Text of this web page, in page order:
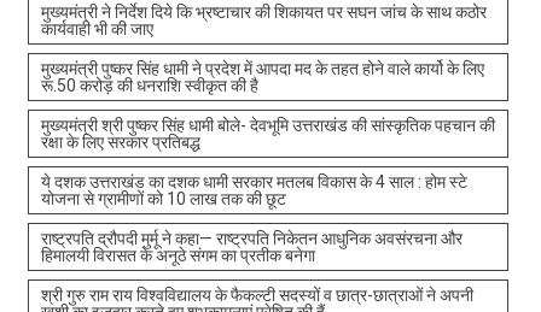
मुख्यमंत्री ने निर्देश दिये कि भ्रष्टाचार की शिकायत पर सघन जांच के साथ कठोर
कार्यवाही भी की जाए
मुख्यमंत्री पुष्कर सिंह धामी ने प्रदेश में आपदा मद के तहत होने वाले कार्यो के लिए
रू.50 करोड़ की धनराशि स्वीकृत की है
मुख्यमंत्री श्री पुष्कर सिंह धामी बोले- देवभूमि उत्तराखंड की सांस्कृतिक पहचान की
रक्षा के लिए सरकार प्रतिबद्ध
ये दशक उत्तराखंड का दशक धामी सरकार मतलब विकास के 4 साल : होम स्टे
योजना से ग्रामीणों को 10 लाख तक की छूट
राष्ट्रपति द्रौपदी मुर्मू ने कहा— राष्ट्रपति निकेतन आधुनिक अवसंरचना और
हिमालयी विरासत के अनूठे संगम का प्रतीक बनेगा
श्री गुरु राम राय विश्वविद्यालय के फैकल्टी सदस्यों व छात्र-छात्राओं ने अपनी